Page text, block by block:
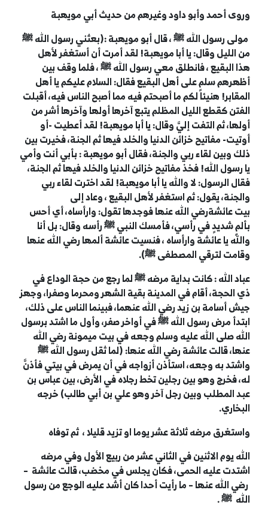
وروىأحمدوأبو داودوغيرهم من حديثأبي مويهبة
مولى رسول اللهﷺ، قالأبو مويهبة:(بعثني رسول اللهﷺ
من الليل وقال: ياأبا مويهبة!لقد أمرت أن أستغفر لأهل
هذاالبقيع، فانطلق معي رسول اللهﷺ، فلما وقف بين
أظهرهم سلم على أهلالبقيعفقال: السلام عليكم يا أهل
المقابر! هنيئاً لكم ما أصبحتم فيه مما أصبح الناس فيه، أقبلت
الفتن كقطع الليل المظلم يتبع آخرها أولها وآخرها أشر من
أولها، ثم التفت إليَّ وقال: ياأبا مويهبة!لقد أعطيت -أو
أوتيت- مفاتيح خزائن الدنيا والخلد فيها ثم الجنة، فخيرت بين
ذلك وبين لقاء ربي والجنة، فقالأبو مويهبة:بأبي أنت وأمي
يا رسول الله! فخذ مفاتيح خزائن الدنيا والخلد فيها ثم الجنة،
فقال الرسول: لا والله ياأبا مويهبة!لقد اخترت لقاء ربي
والجنة، يقول: ثم استغفر لأهلالبقيع، وعاد إلى
بيتعائشةرضي الله عنها فوجدها تقول: وارأساه، أي أحس
بألمٍ شديدٍ في رأسي، فأمسك النبيﷺرأسه وقال: بل أنا
والله ياعائشةوارأساه ، فنسيتعائشةألمها رضي الله عنها
وقامت لترقي المصطفىﷺ).
عباد الله : كانت بداية مرضهﷺلما رجع من حجة الوداع في
ذي الحجة، أقام في المدينة بقية الشهر ومحرما وصفرا، وجهز
جيش أسامة بن زيد رضي الله عنهما، فبينما الناس على ذلك،
ابتدأ مرض رسول اللهﷺفي أواخر صفر، وأول ما اشتد برسول
الله صلى الله عليه وسلم وجعه في بيت ميمونة رضي الله
عنها، قالت عائشة رضي الله عنها: (لما ثقل رسول اللهﷺ
واشتد به وجعه، استأذن أزواجه في أن يمرض في بيتي فأذنَّ
له، فخرج وهو بين رجلين تخط رجلاه في الأرض، بين عباس بن
عبد المطلب وبين رجل آخر وهو علي بن أبي طالب) خرجه
البخاري.
واستغرق مرضه ثلاثة عشر يوما او تزيد قليلا ، ثم توفاه
الله يوم الاثنين في الثاني عشر من ربيع الأول وفي مرضه
اشتدت عليه الحمى، فكان يجلس في مخضب، قالت عائشة –
رضي الله عنها–ما رأيت أحدا كان أشد عليه الوجع من رسول
اللهﷺ.